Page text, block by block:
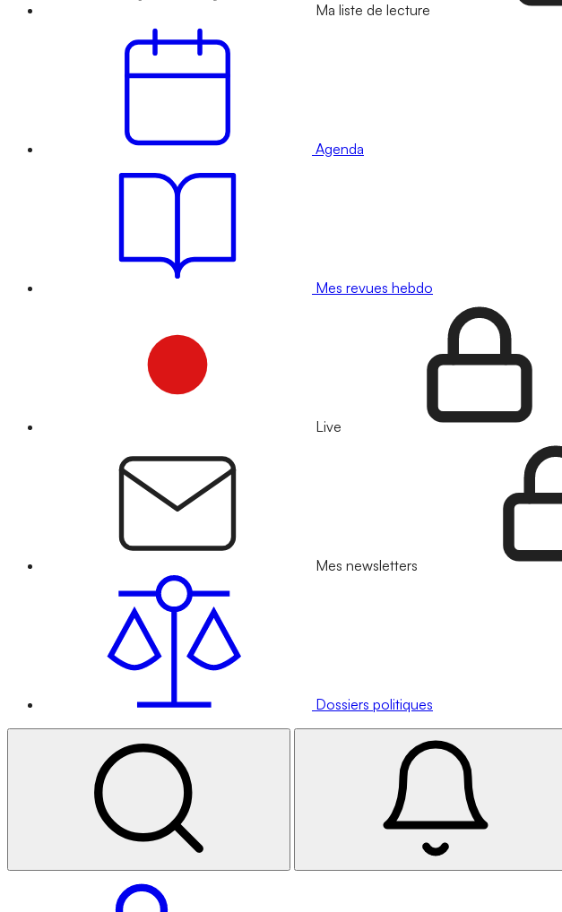
Ma liste de lecture
Agenda
Mes revues hebdo
Live
Mes newsletters
Dossiers politiques